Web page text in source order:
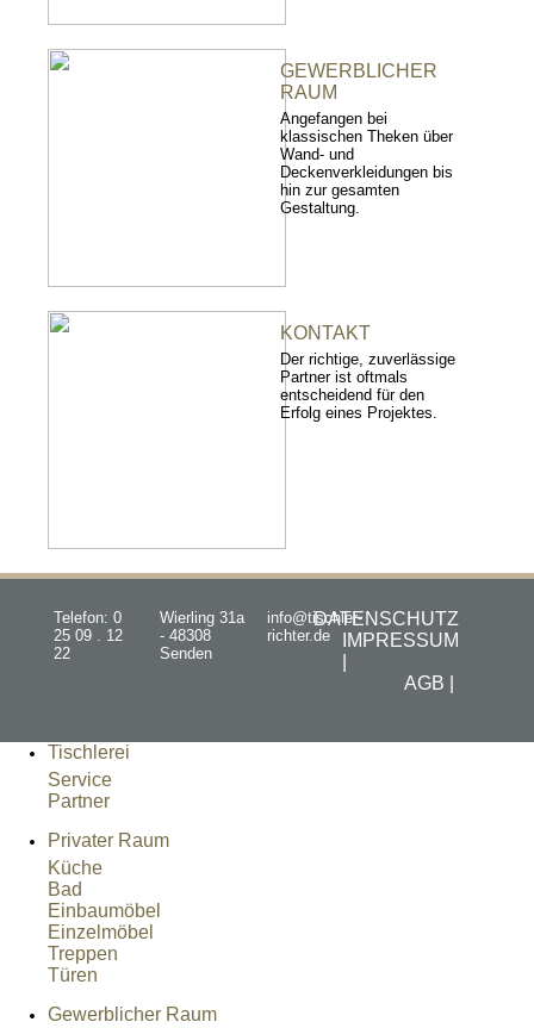
GEWERBLICHER
RAUM
Angefangen bei
klassischen Theken über
Wand- und
Deckenverkleidungen bis
hin zur gesamten
Gestaltung.
KONTAKT
Der richtige, zuverlässige
Partner ist oftmals
entscheidend für den
Erfolg eines Projektes.
Telefon: 0
25 09 . 12
22
Wierling 31a
- 48308
Senden
info@tischler-
richter.de
DATENSCHUTZ
IMPRESSUM
AGB |
Tischlerei
Service
Partner
Privater Raum
Küche
Bad
Einbaumöbel
Einzelmöbel
Treppen
Türen
Gewerblicher Raum